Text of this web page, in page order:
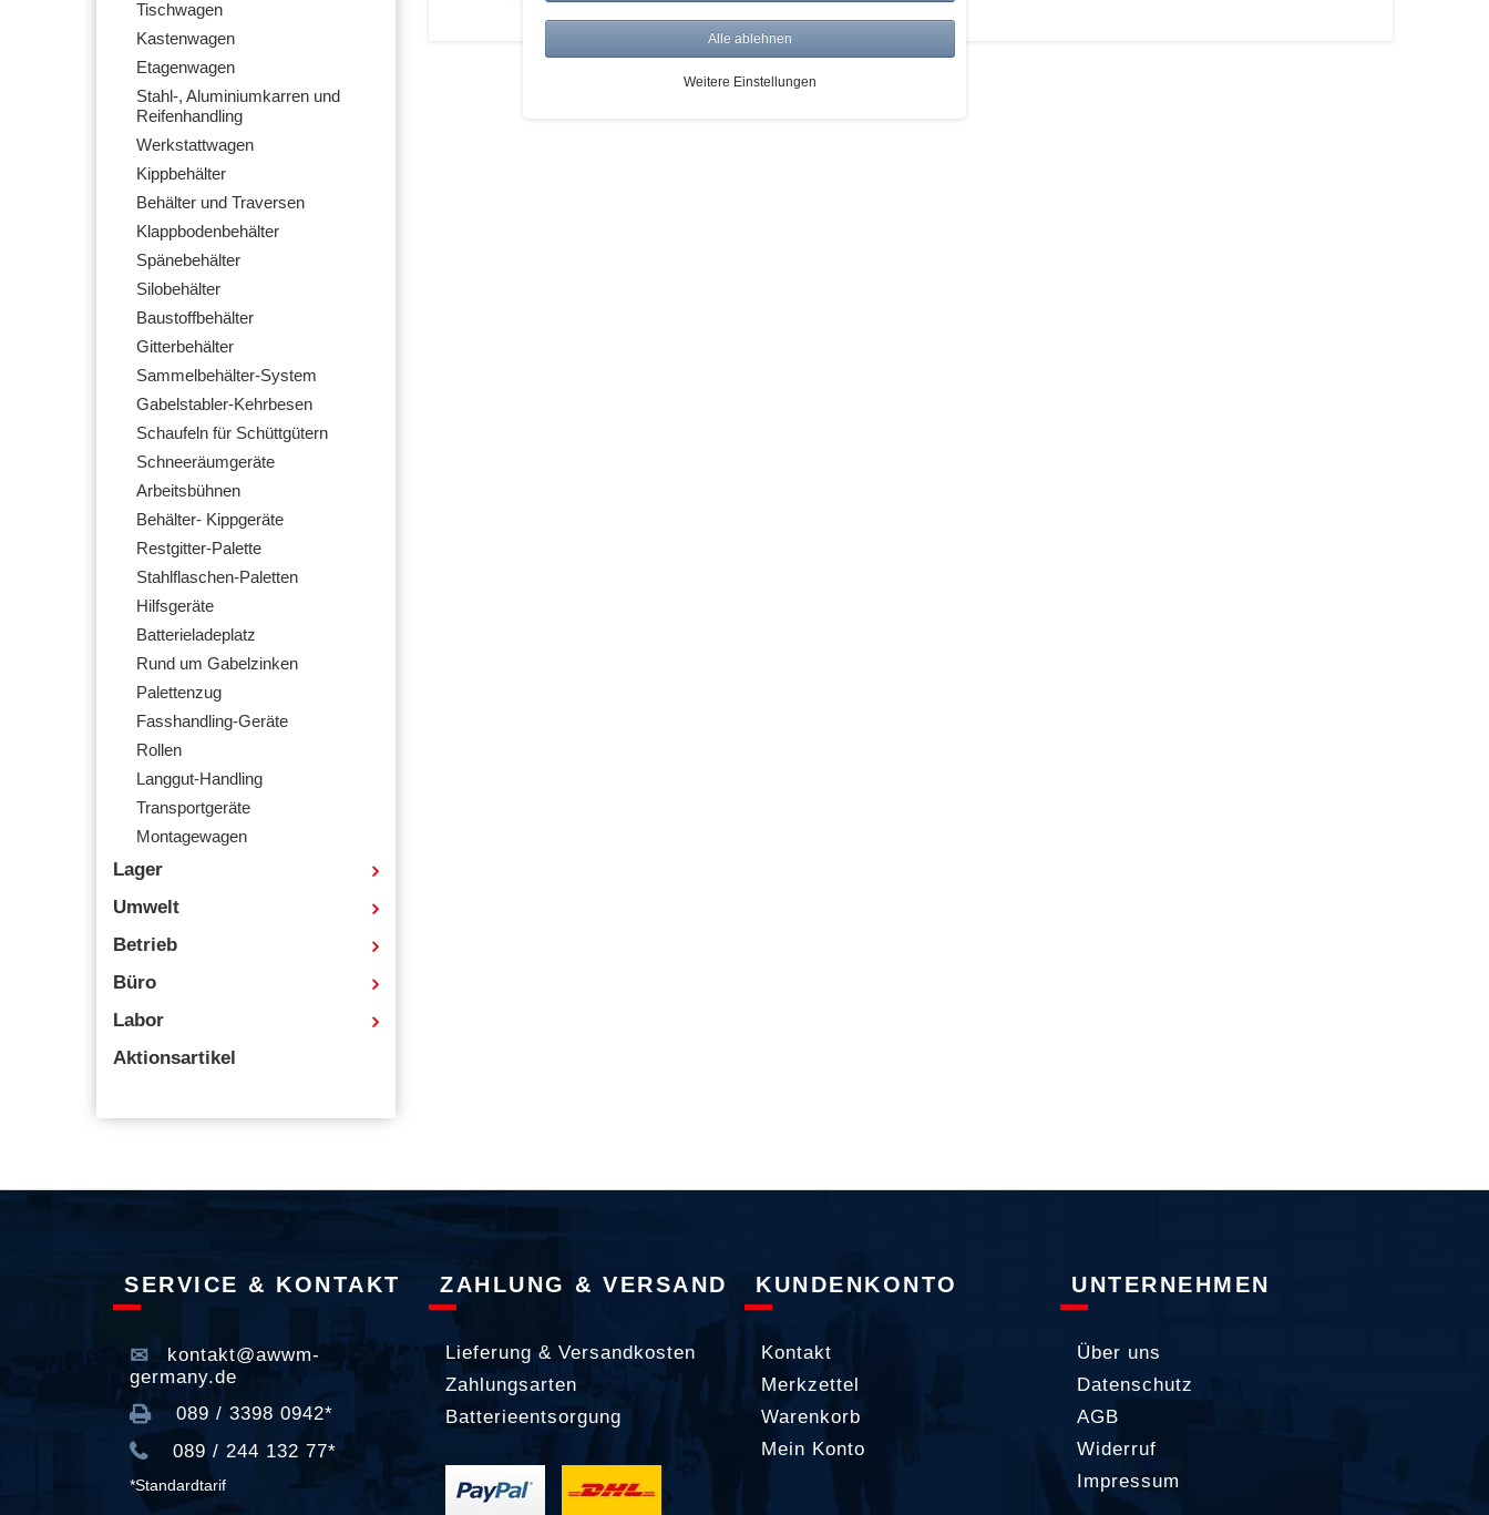
Tischwagen
Kastenwagen
Etagenwagen
Stahl-, Aluminiumkarren und
Reifenhandling
Werkstattwagen
Kippbehälter
Behälter und Traversen
Klappbodenbehälter
Spänebehälter
Silobehälter
Baustoffbehälter
Gitterbehälter
Sammelbehälter-System
Gabelstabler-Kehrbesen
Schaufeln für Schüttgütern
Schneeräumgeräte
Arbeitsbühnen
Behälter- Kippgeräte
Restgitter-Palette
Stahlflaschen-Paletten
Hilfsgeräte
Batterieladeplatz
Rund um Gabelzinken
Palettenzug
Fasshandling-Geräte
Rollen
Langgut-Handling
Transportgeräte
Montagewagen
Lager
Umwelt
Betrieb
Büro
Labor
Aktionsartikel
SERVICE & KONTAKT
kontakt@awwm-
germany.de
089 / 3398 0942*
089 / 244 132 77*
*Standardtarif
ZAHLUNG & VERSAND
Lieferung & Versandkosten
Zahlungsarten
Batterieentsorgung
KUNDENKONTO
Kontakt
Merkzettel
Warenkorb
Mein Konto
UNTERNEHMEN
Über uns
Datenschutz
AGB
Widerruf
Impressum
Alle ablehnen
Weitere Einstellungen